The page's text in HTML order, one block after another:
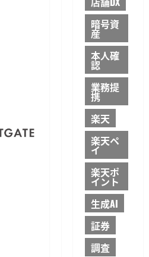
暗号資
産
本人確
認
業務提
携
楽天
楽天ペ
イ
楽天ポ
イント
生成AI
証券
調査